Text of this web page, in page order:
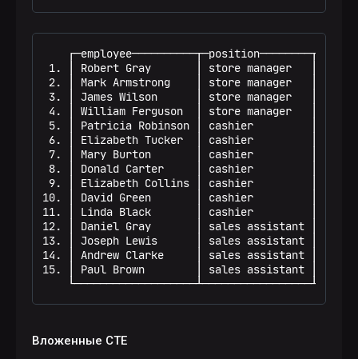
1. │ Robert Gray       │ store manager   │
2. │ Mark Armstrong    │ store manager   │
3. │ James Wilson      │ store manager   │
4. │ William Ferguson  │ store manager   │
5. │ Patricia Robinson │ cashier         │
6. │ Elizabeth Tucker  │ cashier         │
7. │ Mary Burton       │ cashier         │
8. │ Donald Carter     │ cashier         │
9. │ Elizabeth Collins │ cashier         │
10. │ David Green       │ cashier         │
11. │ Linda Black       │ cashier         │
12. │ Daniel Gray       │ sales assistant │
13. │ Joseph Lewis      │ sales assistant │
14. │ Andrew Clarke     │ sales assistant │
15. │ Paul Brown        │ sales assistant │
Вложенные CTE